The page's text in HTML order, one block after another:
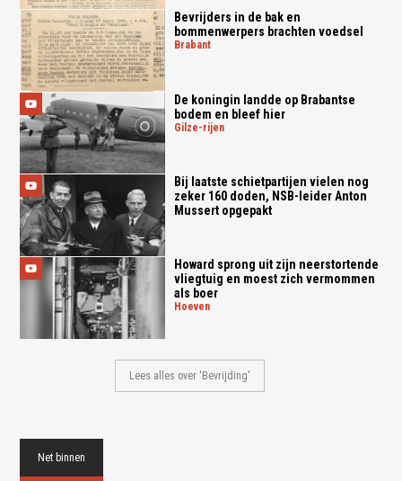
Bevrijders in de bak en
bommenwerpers brachten voedsel
brabant
De koningin landde op Brabantse
bodem en bleef hier
gilze-rijen
Bij laatste schietpartijen vielen nog
zeker 160 doden, NSB-leider Anton
Mussert opgepakt
Howard sprong uit zijn neerstortende
vliegtuig en moest zich vermommen
als boer
hoeven
Lees alles over 'Bevrijding'
Net binnen